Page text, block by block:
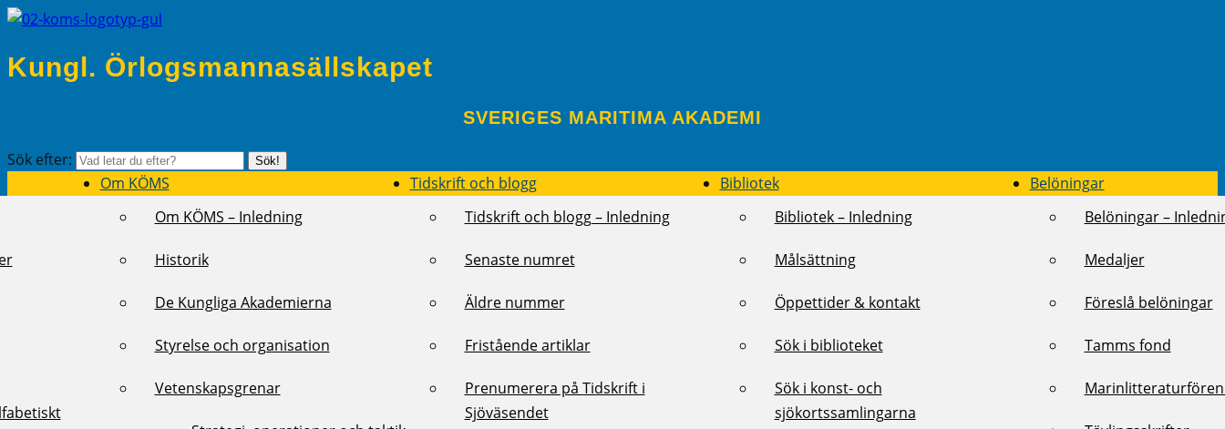
Kungl. Örlogsmannasällskapet
SVERIGES MARITIMA AKADEMI
Sök efter: Sök!
Om KÖMS
Om KÖMS – Inledning
Historik
De Kungliga Akademierna
Styrelse och organisation
Vetenskapsgrenar
Tidskrift och blogg
Tidskrift och blogg – Inledning
Senaste numret
Äldre nummer
Fristående artiklar
Prenumerera på Tidskrift i
Sjöväsendet
Bibliotek
Bibliotek – Inledning
Målsättning
Öppettider & kontakt
Sök i biblioteket
Sök i konst- och
sjökortssamlingarna
Belöningar
Belöningar –
Medaljer
Föreslå belöningar
Tamms fond